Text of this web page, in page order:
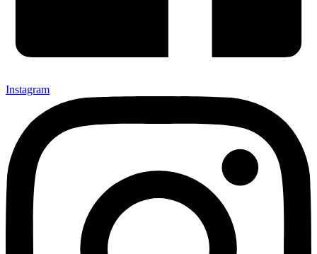
Instagram